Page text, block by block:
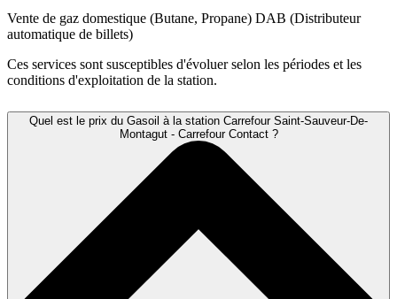
Vente de gaz domestique (Butane, Propane) DAB (Distributeur
automatique de billets)
Ces services sont susceptibles d'évoluer selon les périodes et les
conditions d'exploitation de la station.
Quel est le prix du Gasoil à la station Carrefour Saint-Sauveur-De-
Montagut - Carrefour Contact ?